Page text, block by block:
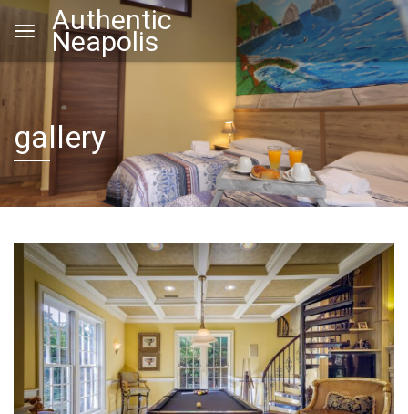
Authentic
Neapolis
gallery